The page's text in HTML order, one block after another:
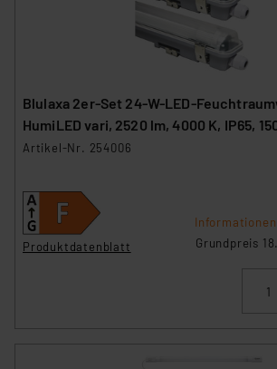
Blulaxa 2er-Set 24-W-LED-
HumiLED vari, 2520 lm, 4000 K, IP65,
Artikel-Nr. 254006
Produktdatenblatt
Grundpreis